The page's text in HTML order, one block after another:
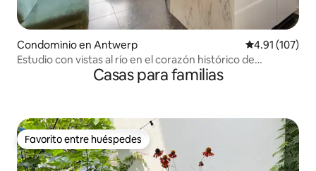
Condominio en Antwerp Calificación
4.91 (107)
Estudio con vistas al río en el corazón histórico de
Casas para familias
Favorito entre huéspedes
Favorito entre huéspedes